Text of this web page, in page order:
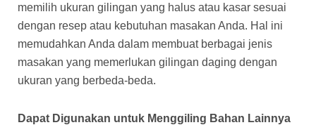
memilih ukuran gilingan yang halus atau kasar sesuai
dengan resep atau kebutuhan masakan Anda. Hal ini
memudahkan Anda dalam membuat berbagai jenis
masakan yang memerlukan gilingan daging dengan
ukuran yang berbeda-beda.
Dapat Digunakan untuk Menggiling Bahan Lainnya